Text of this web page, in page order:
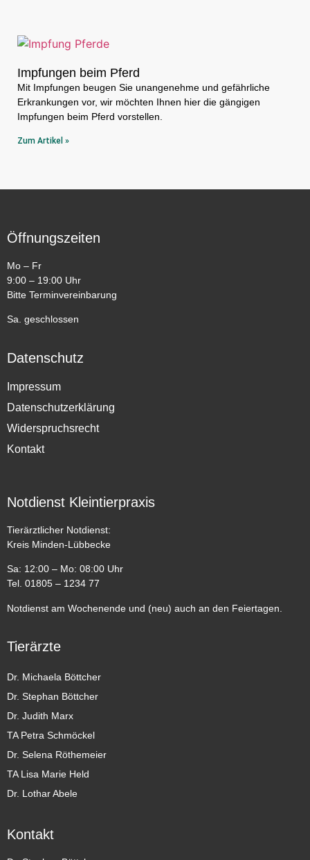
Impfungen beim Pferd
Mit Impfungen beugen Sie unangenehme und gefährliche
Erkrankungen vor, wir möchten Ihnen hier die gängigen
Impfungen beim Pferd vorstellen.
Zum Artikel »
Öffnungszeiten
Mo – Fr
9:00 – 19:00 Uhr
Bitte Terminvereinbarung
Sa. geschlossen
Datenschutz
Impressum
Datenschutzerklärung
Widerspruchsrecht
Kontakt
Notdienst Kleintierpraxis
Tierärztlicher Notdienst:
Kreis Minden-Lübbecke
Sa: 12:00 – Mo: 08:00 Uhr
Tel. 01805 – 1234 77
Notdienst am Wochenende und (neu) auch an den Feiertagen.
Tierärzte
Dr. Michaela Böttcher
Dr. Stephan Böttcher
Dr. Judith Marx
TA Petra Schmöckel
Dr. Selena Röthemeier
TA Lisa Marie Held
Dr. Lothar Abele
Kontakt